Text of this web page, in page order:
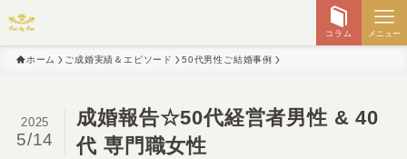
コラム メニュー
ホーム ご成婚実績＆エピソード 50代男性ご結婚事例
成婚報告☆50代経営者男性 & 40
代 専門職女性
2025
5/14